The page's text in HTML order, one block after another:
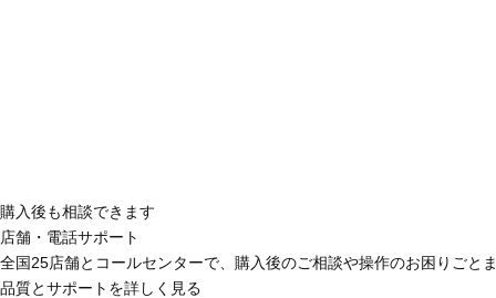
購入後も相談できます
店舗・電話サポート
全国25店舗とコールセンターで、購入後のご相談や操作のお困りごと
品質とサポートを詳しく見る